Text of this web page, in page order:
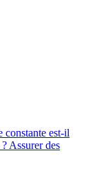
constante est-il
Assurer des